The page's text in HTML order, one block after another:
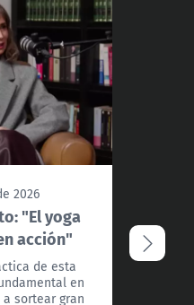
2026
"El yoga
acción"
de esta
en
sortear gran